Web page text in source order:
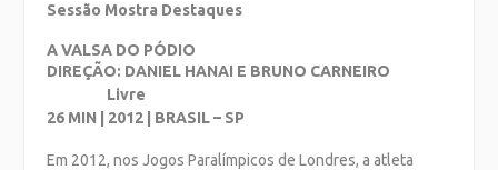
Sessão Mostra Destaques
A VALSA DO PÓDIO
DIREÇÃO: DANIEL HANAI E BRUNO CARNEIRO
Livre
26 MIN | 2012 | BRASIL – SP
Em 2012, nos Jogos Paralímpicos de Londres, a atleta